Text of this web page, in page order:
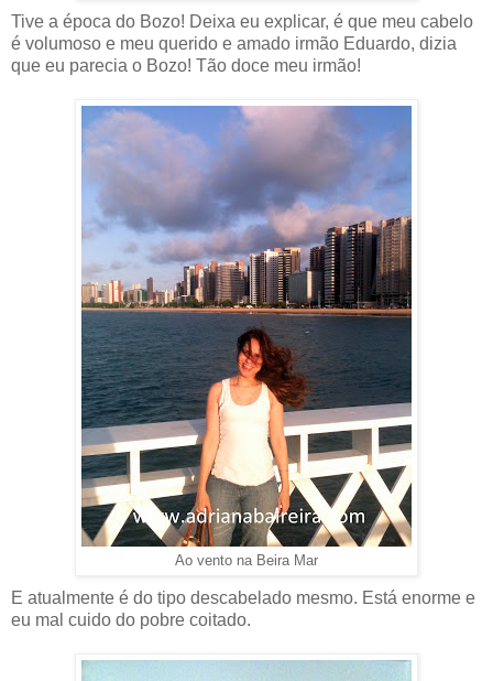
Tive a época do Bozo! Deixa eu explicar, é que meu cabelo
é volumoso e meu querido e amado irmão Eduardo, dizia
que eu parecia o Bozo! Tão doce meu irmão!
Ao vento na Beira Mar
E atualmente é do tipo descabelado mesmo. Está enorme e
eu mal cuido do pobre coitado.